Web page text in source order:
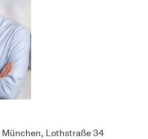
Lothstraße 34